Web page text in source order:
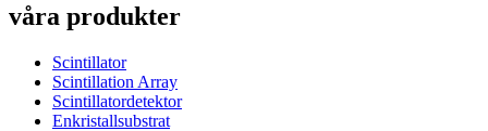
våra produkter
Scintillator
Scintillation Array
Scintillatordetektor
Enkristallsubstrat